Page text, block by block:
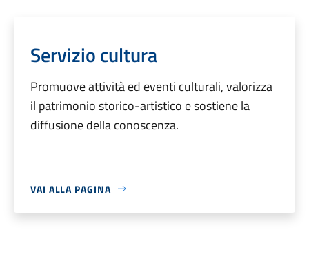
Servizio cultura
Promuove attività ed eventi culturali, valorizza
il patrimonio storico-artistico e sostiene la
diffusione della conoscenza.
VAI ALLA PAGINA